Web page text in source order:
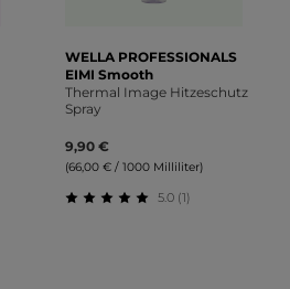
WELLA PROFESSIONALS
EIMI Smooth
Thermal Image Hitzeschutz
Spray
9,90 €
(66,00 € / 1000 Milliliter)
5.0 (1)